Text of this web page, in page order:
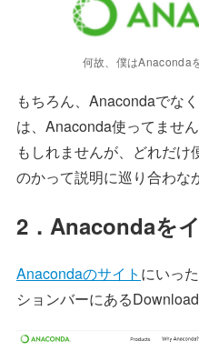
何故、僕はAnaconda
もちろん、Anacondaでな
は、Anaconda使ってませ
もしれませんが、どれだ
のかって説明に巡り合わな
2．Anacondaを
Anacondaのサイト にいっ
ションバーにあるDownload